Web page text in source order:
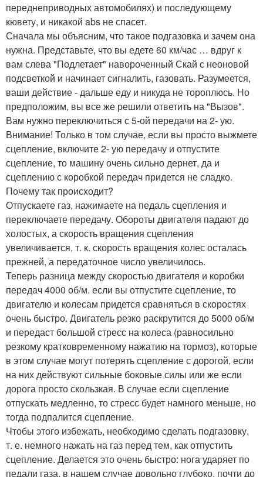
переднеприводных автомобилях) и последующему
кювету, и никакой abs не спасет.
Сначала мы объясним, что такое подгазовка и зачем она
нужна. Представьте, что вы едете 60 км/час … вдруг к
вам слева "Подлетает" навороченный Скай с неоновой
подсветкой и начинает сигналить, газовать. Разумеется,
ваши действие - дальше еду и никуда не тороплюсь. Но
предположим, вы все же решили ответить на "Вызов".
Вам нужно переключиться с 5-ой передачи на 2- ую.
Внимание! Только в том случае, если вы просто выжмете
сцепление, включите 2- ую передачу и отпустите
сцепление, то машину очень сильно дернет, да и
сцеплению с коробкой передач придется не сладко.
Почему так происходит?
Отпускаете газ, нажимаете на педаль сцепления и
переключаете передачу. Обороты двигателя падают до
холостых, а скорость вращения сцепления
увеличивается, т. к. скорость вращения колес осталась
прежней, а передаточное число увеличилось.
Теперь разница между скоростью двигателя и коробки
передач 4000 об/м. если вы отпустите сцепление, то
двигателю и колесам придется сравняться в скоростях
очень быстро. Двигатель резко раскрутится до 5000 об/м
и передаст большой стресс на колеса (равносильно
резкому кратковременному нажатию на тормоз), которые
в этом случае могут потерять сцепление с дорогой, если
на них действуют сильные боковые силы или же если
дорога просто скользкая. В случае если сцепление
отпускать медленно, то стресс будет намного меньше, но
тогда подпалится сцепление.
Чтобы этого избежать, необходимо сделать подгазовку,
т. е. немного нажать на газ перед тем, как отпустить
сцепление. Делается это очень быстро: нога ударяет по
педали газа, в нашем случае довольно глубоко, почти до